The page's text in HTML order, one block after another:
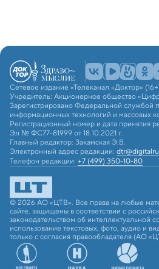
Сетевое издание «Телеканал «Доктор»
Учредитель: Акционерное общество
Зарегистрировано Федеральной службой
информационных технологий и массовых
Регистрационный номер и дата принятия
Эл № ФС77-81999 от 18.10.2021 г.
Главный редактор: Закамская Э.В.
Электронный адрес редакции:
Телефон редакции: +7 (499) 350-10-80
© 2026 АО «ЦТВ». Все права на любые
сайте, защищены в соответствии с
законодательством об интеллектуальной
использование текстовых, фото, аудио и
только с согласия правообладателя (АО